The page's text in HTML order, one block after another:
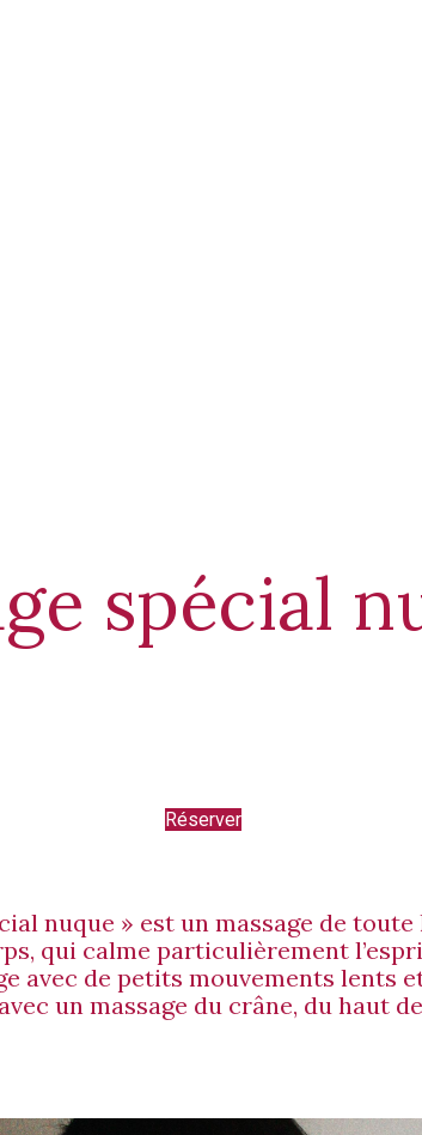
spécial
Réserver
nuque » est un massage de
qui calme particulièrement
avec de petits mouvements lents
un massage du crâne, du haut